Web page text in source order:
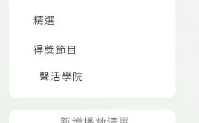
精選
得獎節目
聲活學院